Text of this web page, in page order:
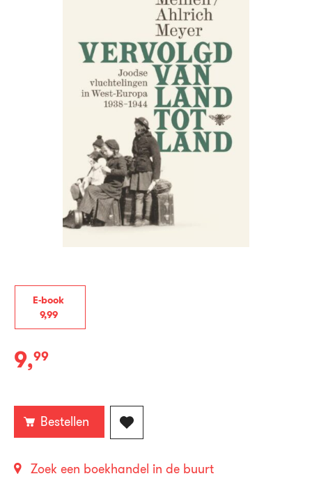
E-book
9,99
E-
9,99
Bestellen
Zoek een boekhandel in de buurt